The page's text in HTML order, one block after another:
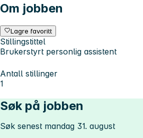
Om jobben
Lagre favoritt
Stillingstittel
Brukerstyrt personlig assistent
Antall stillinger
1
Søk på jobben
Søk senest mandag 31. august